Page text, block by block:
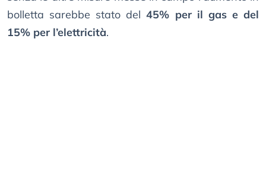
bolletta sarebbe stato del45% per il gas e del
15% per l’elettricità.